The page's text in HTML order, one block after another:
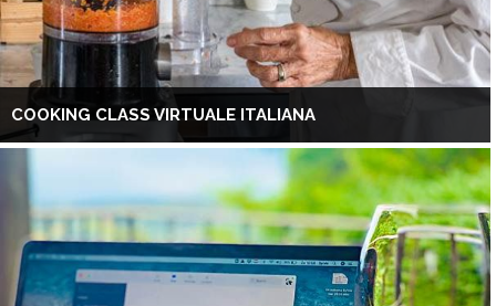
COOKING CLASS VIRTUALE ITALIANA